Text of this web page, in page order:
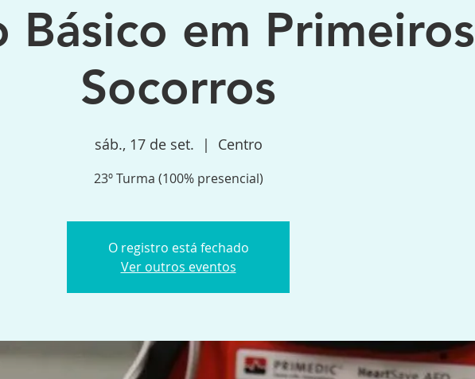
Básico em Primeiros
Socorros
sáb., 17 de set.
  |
Centro
23º Turma (100% presencial)
O registro está fechado
Ver outros eventos